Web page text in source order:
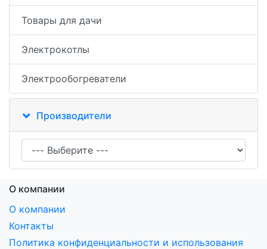
Товары для дачи
Электрокотлы
Электрообогреватели
Производители
О компании
О компании
Контакты
Политика конфиденциальности и использования